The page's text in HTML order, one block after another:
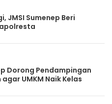
JMSI Sumenep Beri
Dorong Pendampingan
UMKM Naik Kelas